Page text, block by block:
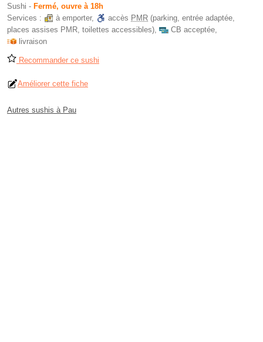
Sushi - Fermé, ouvre à 18h
Services :
à emporter, accès PMR (parking, entrée adaptée,
places assises PMR, toilettes accessibles), CB acceptée,
livraison
Recommander ce sushi
Améliorer cette fiche
Autres sushis à Pau